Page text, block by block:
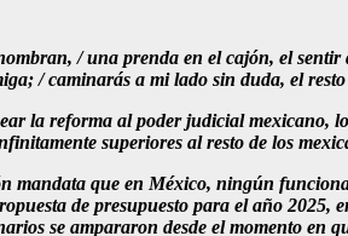
/ una prenda en el cajón, el
/ caminarás a mi lado sin duda, el
la reforma al poder judicial mexicano,
superiores al resto de los
mandata que en México, ningún
de presupuesto para el año 2025,
se ampararon desde el momento en